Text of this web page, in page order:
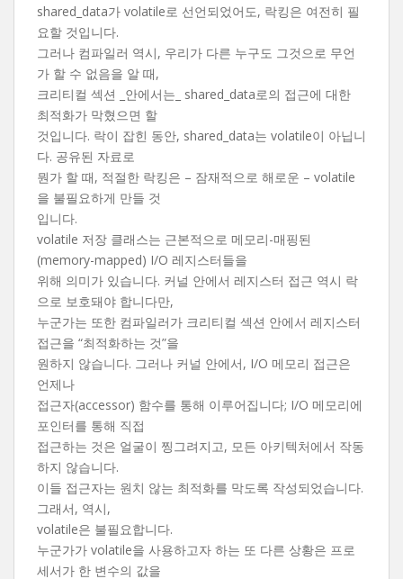
shared_data가 volatile로 선언되었어도, 락킹은 여전히 필
요할 것입니다.
그러나 컴파일러 역시, 우리가 다른 누구도 그것으로 무언
가 할 수 없음을 알 때,
크리티컬 섹션 _안에서는_ shared_data로의 접근에 대한
최적화가 막혔으면 할
것입니다. 락이 잡힌 동안, shared_data는 volatile이 아닙니
다. 공유된 자료로
뭔가 할 때, 적절한 락킹은 – 잠재적으로 해로운 – volatile
을 불필요하게 만들 것
입니다.
volatile 저장 클래스는 근본적으로 메모리-매핑된
(memory-mapped) I/O 레지스터들을
위해 의미가 있습니다. 커널 안에서 레지스터 접근 역시 락
으로 보호돼야 합니다만,
누군가는 또한 컴파일러가 크리티컬 섹션 안에서 레지스터
접근을 “최적화하는 것”을
원하지 않습니다. 그러나 커널 안에서, I/O 메모리 접근은
언제나
접근자(accessor) 함수를 통해 이루어집니다; I/O 메모리에
포인터를 통해 직접
접근하는 것은 얼굴이 찡그려지고, 모든 아키텍처에서 작동
하지 않습니다.
이들 접근자는 원치 않는 최적화를 막도록 작성되었습니다.
그래서, 역시,
volatile은 불필요합니다.
누군가가 volatile을 사용하고자 하는 또 다른 상황은 프로
세서가 한 변수의 값을